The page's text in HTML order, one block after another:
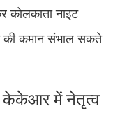
कोलकाता नाइट
की कमान संभाल सकते
केकेआर में नेतृत्व